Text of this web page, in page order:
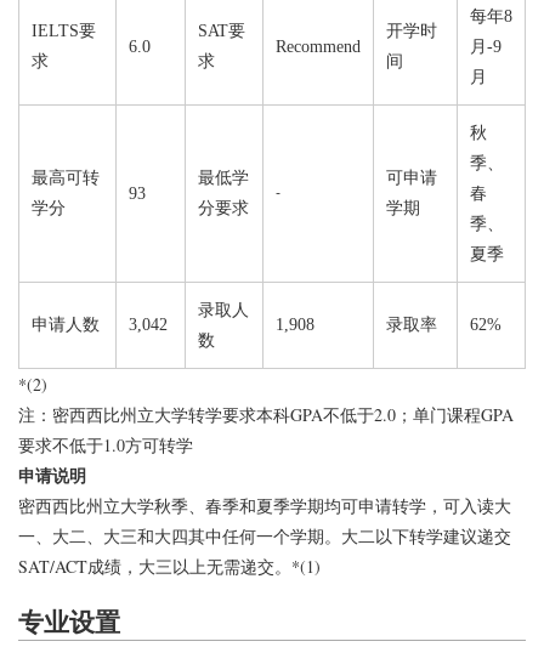
IELTS要
求
6.0
SAT要
求
Recommend
开学时
间
每年8
月-9
月
最高可转
学分
93
最低学
分要求
-
可申请
学期
秋
季、
春
季、
夏季
申请人数 3,042
录取人
数
1,908 录取率 62%
*(2)
注：密西西比州立大学转学要求本科GPA不低于2.0；单门课程GPA
要求不低于1.0方可转学
申请说明
密西西比州立大学秋季、春季和夏季学期均可申请转学，可入读大
一、大二、大三和大四其中任何一个学期。大二以下转学建议递交
SAT/ACT成绩，大三以上无需递交。*(1)
专业设置